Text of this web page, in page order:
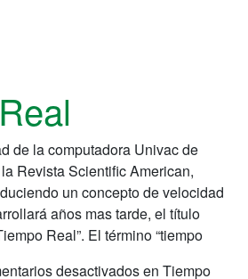
de la computadora Univac de
Revista Scientific American,
un concepto de velocidad
años mas tarde, el título
Real”. El término “tiempo
desactivadosen Tiempo